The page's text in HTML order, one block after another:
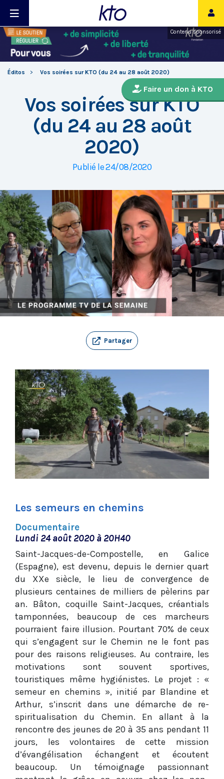
Contenu sponsorisé
Éditos Vos soirées sur KTO (du 24 au 28 août 2020)
Faire un don à KTO
Vos soirées sur KTO
(du 24 au 28 août
2020)
Publié le 24/08/2020
Partager
Les semeurs en chemins
Documentaire
Lundi 24 août 2020 à 20H40
Saint-Jacques-de-Compostelle, en Galice
(Espagne), est devenu, depuis le dernier quart
du XXe siècle, le lieu de convergence de
plusieurs centaines de milliers de pèlerins par
an. Bâton, coquille Saint-Jacques, créantials
tamponnées, beaucoup de ces marcheurs
pourraient faire illusion. Pourtant 70% de ceux
qui s’engagent sur le Chemin ne le font pas
pour des raisons religieuses. Au contraire, les
motivations sont souvent sportives,
touristiques même hygiénistes. Le projet : «
semeur en chemins », initié par Blandine et
Arthur, s’inscrit dans une démarche de re-
spiritualisation du Chemin. En allant à la
rencontre des jeunes de 20 à 35 ans pendant 11
jours, les volontaires de cette mission
d’évangélisation échangent et écoutent
beaucoup. Un témoignage passionnant